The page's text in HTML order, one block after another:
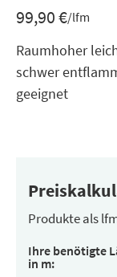
99,90€/lfm
Raumhoher
schwer
geeignet
Produkte als
Ihre benötigte
in m: